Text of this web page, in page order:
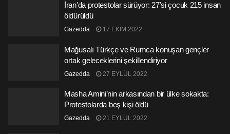
İran’da protestolar sürüyor: 27’si çocuk 215 insan
öldürüldü
Gazedda 17 EKIM 2022
Mağusalı Türkçe ve Rumca konuşan gençler
ortak geleceklerini şekillendiriyor
Gazedda 27 EYLÜL 2022
Masha Amini’nin arkasından bir ülke sokakta:
Protestolarda beş kişi öldü
Gazedda 21 EYLÜL 2022